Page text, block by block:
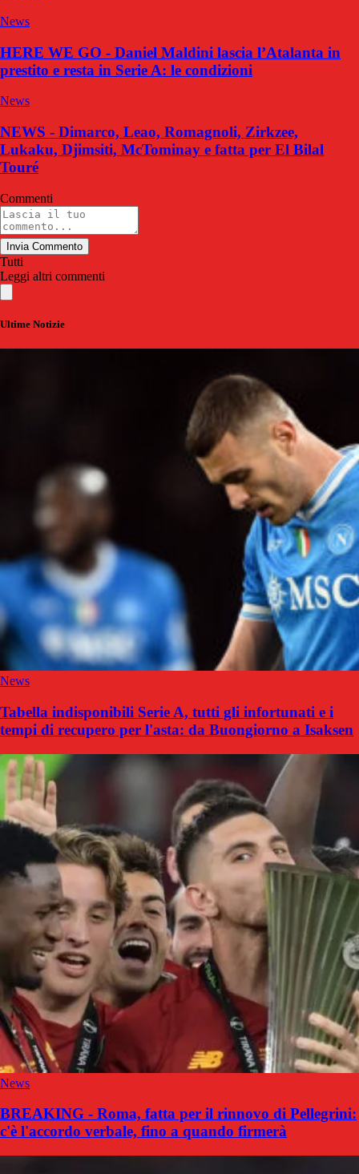
News
HERE WE GO - Daniel Maldini lascia l’Atalanta in
prestito e resta in Serie A: le condizioni
News
NEWS - Dimarco, Leao, Romagnoli, Zirkzee,
Lukaku, Djimsiti, McTominay e fatta per El Bilal
Touré
Commenti
Invia Commento
Tutti
Leggi altri commenti
Ultime Notizie
News
Tabella indisponibili Serie A, tutti gli infortunati e i
tempi di recupero per l'asta: da Buongiorno a Isaksen
News
BREAKING - Roma, fatta per il rinnovo di Pellegrini:
c'è l'accordo verbale, fino a quando firmerà